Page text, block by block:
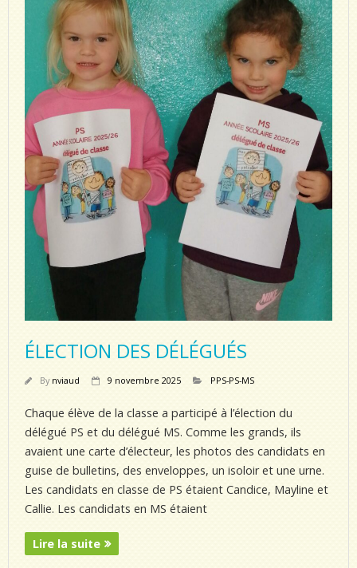
ÉLECTION DES DÉLÉGUÉS
By nviaud 9 novembre 2025 PPS-PS-MS
Chaque élève de la classe a participé à l’élection du
délégué PS et du délégué MS. Comme les grands, ils
avaient une carte d’électeur, les photos des candidats en
guise de bulletins, des enveloppes, un isoloir et une urne.
Les candidats en classe de PS étaient Candice, Mayline et
Callie. Les candidats en MS étaient
Lire la suite